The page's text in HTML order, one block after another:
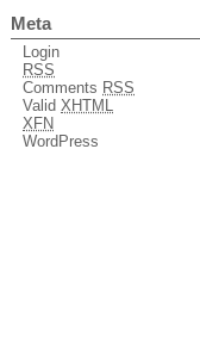
Meta
Login
RSS
Comments RSS
Valid XHTML
XFN
WordPress